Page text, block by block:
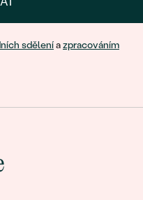
sděleníazpracováním